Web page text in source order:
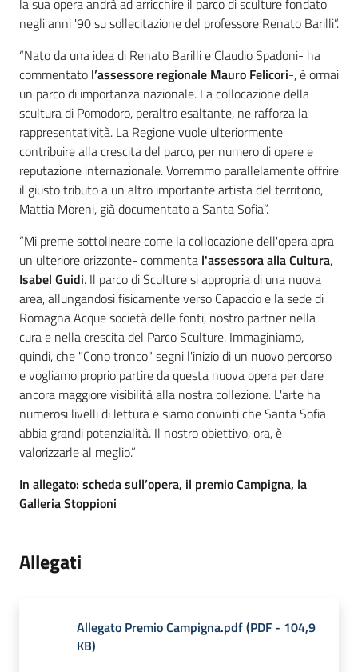
la sua opera andrà ad arricchire il parco di sculture fondato
negli anni '90 su sollecitazione del professore Renato Barilli”.
“Nato da una idea di Renato Barilli e Claudio Spadoni- ha
commentato l’assessore regionale Mauro Felicori-, è ormai
un parco di importanza nazionale. La collocazione della
scultura di Pomodoro, peraltro esaltante, ne rafforza la
rappresentatività. La Regione vuole ulteriormente
contribuire alla crescita del parco, per numero di opere e
reputazione internazionale. Vorremmo parallelamente offrire
il giusto tributo a un altro importante artista del territorio,
Mattia Moreni, già documentato a Santa Sofia”.
“Mi preme sottolineare come la collocazione dell'opera apra
un ulteriore orizzonte- commenta l'assessora alla Cultura,
Isabel Guidi. Il parco di Sculture si appropria di una nuova
area, allungandosi fisicamente verso Capaccio e la sede di
Romagna Acque società delle fonti, nostro partner nella
cura e nella crescita del Parco Sculture. Immaginiamo,
quindi, che "Cono tronco" segni l'inizio di un nuovo percorso
e vogliamo proprio partire da questa nuova opera per dare
ancora maggiore visibilità alla nostra collezione. L'arte ha
numerosi livelli di lettura e siamo convinti che Santa Sofia
abbia grandi potenzialità. Il nostro obiettivo, ora, è
valorizzarle al meglio.”
In allegato: scheda sull’opera, il premio Campigna, la
Galleria Stoppioni
Allegati
Allegato Premio Campigna.pdf(PDF - 104,9
KB)